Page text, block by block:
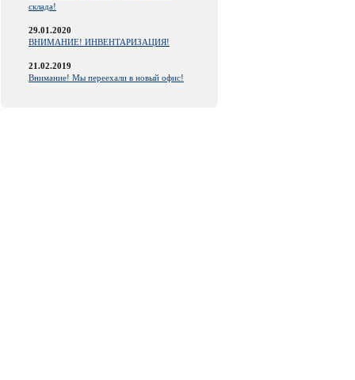
склада!
29.01.2020
ВНИМАНИЕ! ИНВЕНТАРИЗАЦИЯ!
21.02.2019
Внимание! Мы переехали в новый офис!